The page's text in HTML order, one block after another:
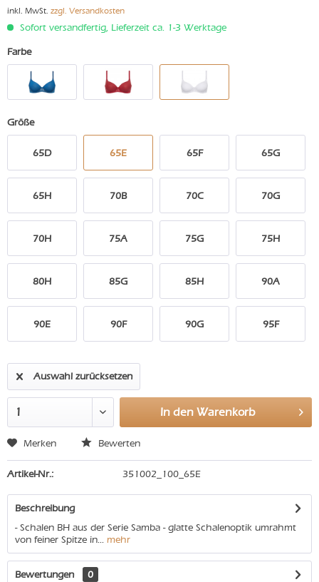
inkl. MwSt. zzgl. Versandkosten
Sofort versandfertig, Lieferzeit ca. 1-3 Werktage
Farbe
Größe
65D 65E 65F 65G
65H 70B 70C 70G
70H 75A 75G 75H
80H 85G 85H 90A
90E 90F 90G 95F
Auswahl zurücksetzen
In den Warenkorb
Merken Bewerten
Artikel-Nr.: 351002_100_65E
Beschreibung
- Schalen BH aus der Serie Samba - glatte Schalenoptik umrahmt
von feiner Spitze in... mehr
Bewertungen
0